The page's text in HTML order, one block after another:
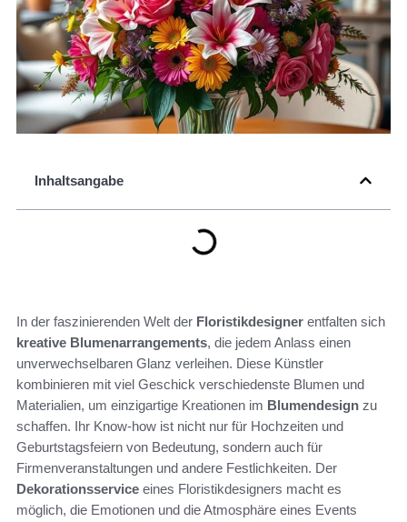
Inhaltsangabe
In der faszinierenden Welt der Floristikdesigner entfalten sich
kreative Blumenarrangements, die jedem Anlass einen
unverwechselbaren Glanz verleihen. Diese Künstler
kombinieren mit viel Geschick verschiedenste Blumen und
Materialien, um einzigartige Kreationen im Blumendesign zu
schaffen. Ihr Know-how ist nicht nur für Hochzeiten und
Geburtstagsfeiern von Bedeutung, sondern auch für
Firmenveranstaltungen und andere Festlichkeiten. Der
Dekorationsservice eines Floristikdesigners macht es
möglich, die Emotionen und die Atmosphäre eines Events